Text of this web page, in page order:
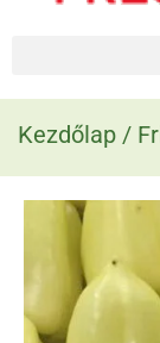
Kezdőlap /